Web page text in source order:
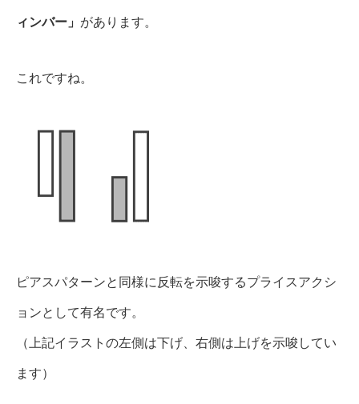
ィンバー」 があります。
これですね。
ピアスパターンと同様に反転を示唆するプライスアクシ
ョンとして有名です。
（上記イラストの左側は下げ、右側は上げを示唆してい
ます）